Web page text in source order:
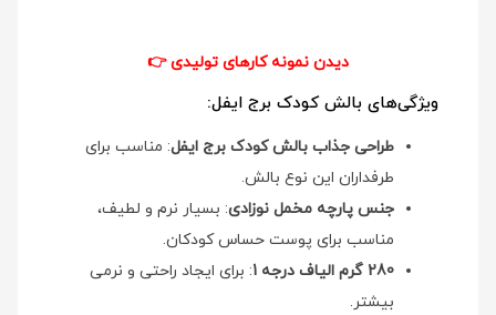
دیدن نمونه کارهای تولیدی👉
ویژگی‌های بالش کودک برج ایفل:
طراحی جذاب بالش کودک برج ایفل: مناسب برای
طرفداران این نوع بالش.
جنس پارچه مخمل نوزادی: بسیار نرم و لطیف،
مناسب برای پوست حساس کودکان.
280 گرم الیاف درجه 1
: برای ایجاد راحتی و نرمی
بیشتر.